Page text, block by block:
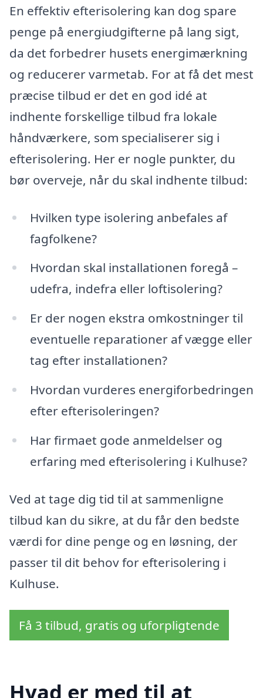
En effektiv efterisolering kan dog spare
penge på energiudgifterne på lang sigt,
da det forbedrer husets energimærkning
og reducerer varmetab. For at få det mest
præcise tilbud er det en god idé at
indhente forskellige tilbud fra lokale
håndværkere, som specialiserer sig i
efterisolering. Her er nogle punkter, du
bør overveje, når du skal indhente tilbud:
Hvilken type isolering anbefales af
fagfolkene?
Hvordan skal installationen foregå –
udefra, indefra eller loftisolering?
Er der nogen ekstra omkostninger til
eventuelle reparationer af vægge eller
tag efter installationen?
Hvordan vurderes energiforbedringen
efter efterisoleringen?
Har firmaet gode anmeldelser og
erfaring med efterisolering i Kulhuse?
Ved at tage dig tid til at sammenligne
tilbud kan du sikre, at du får den bedste
værdi for dine penge og en løsning, der
passer til dit behov for efterisolering i
Kulhuse.
Få 3 tilbud, gratis og uforpligtende
Hvad er med til at